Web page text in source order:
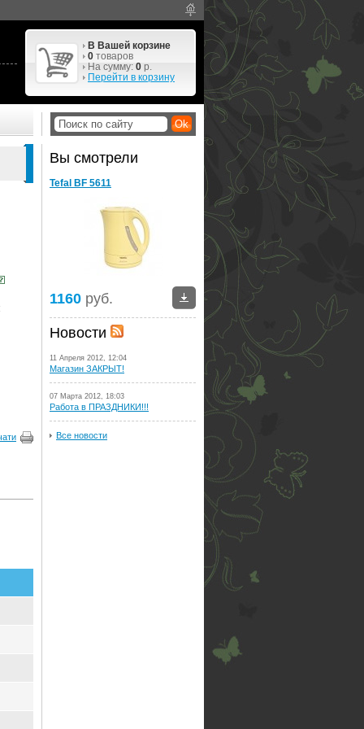
В Вашей корзине
0 товаров
На сумму: 0 р.
Перейти в корзину
Вы смотрели
Tefal BF 5611
1160 руб.
Новости
11 Апреля 2012, 12:04
Магазин ЗАКРЫТ!
07 Марта 2012, 18:03
Работа в ПРАЗДНИКИ!!!
Все новости